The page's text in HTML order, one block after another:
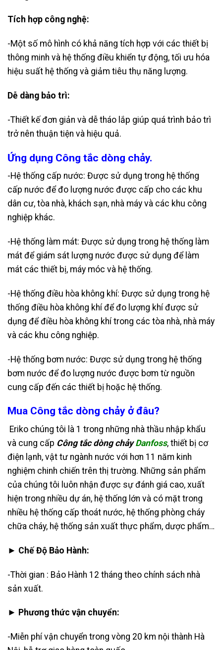
Tích hợp công nghệ:
-Một số mô hình có khả năng tích hợp với các thiết bị
thông minh và hệ thống điều khiển tự động, tối ưu hóa
hiệu suất hệ thống và giảm tiêu thụ năng lượng.
Dễ dàng bảo trì:
-Thiết kế đơn giản và dễ tháo lắp giúp quá trình bảo trì
trở nên thuận tiện và hiệu quả.
Ứng dụng Công tắc dòng chảy.
-Hệ thống cấp nước: Được sử dụng trong hệ thống
cấp nước để đo lượng nước được cấp cho các khu
dân cư, tòa nhà, khách sạn, nhà máy và các khu công
nghiệp khác.
-Hệ thống làm mát: Được sử dụng trong hệ thống làm
mát để giám sát lượng nước được sử dụng để làm
mát các thiết bị, máy móc và hệ thống.
-Hệ thống điều hòa không khí: Được sử dụng trong hệ
thống điều hòa không khí để đo lượng khí được sử
dụng để điều hòa không khí trong các tòa nhà, nhà máy
và các khu công nghiệp.
-Hệ thống bơm nước: Được sử dụng trong hệ thống
bơm nước để đo lượng nước được bơm từ nguồn
cung cấp đến các thiết bị hoặc hệ thống.
Mua Công tắc dòng chảy ở đâu?
Eriko chúng tôi là 1 trong những nhà thầu nhập khẩu
và cung cấp Công tắc dòng chảyDanfoss, thiết bị cơ
điện lạnh, vật tư ngành nước với hơn 11 năm kinh
nghiệm chinh chiến trên thị trường. Những sản phẩm
của chúng tôi luôn nhận được sự đánh giá cao, xuất
hiện trong nhiều dự án, hệ thống lớn và có mặt trong
nhiều hệ thống cấp thoát nước, hệ thống phòng cháy
chữa cháy, hệ thống sản xuất thực phẩm, dược phẩm…
► Chế Độ Bảo Hành:
-Thời gian : Bảo Hành 12 tháng theo chính sách nhà
sản xuất.
► Phương thức vận chuyển:
-Miễn phí vận chuyển trong vòng 20 km nội thành Hà